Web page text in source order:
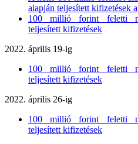
alapján teljesített kifizetések
100 millió forint feletti
teljesített kifizetések
2022. április 19-ig
100 millió forint feletti
teljesített kifizetések
2022. április 26-ig
100 millió forint feletti
teljesített kifizetések